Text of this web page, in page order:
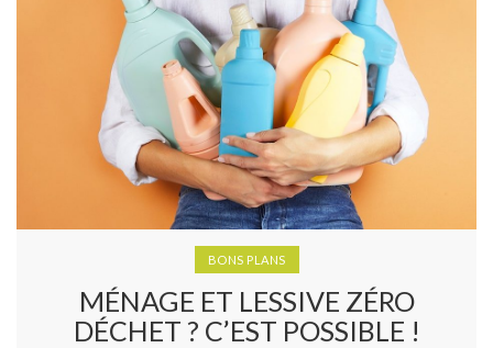
BONS PLANS
MÉNAGE ET LESSIVE ZÉRO
DÉCHET ? C’EST POSSIBLE !